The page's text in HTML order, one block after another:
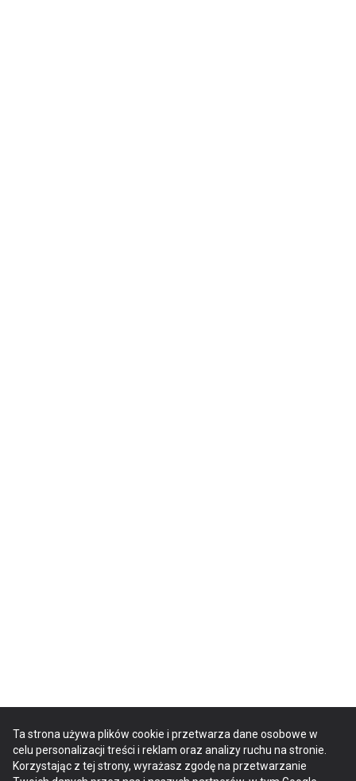
Ta strona używa plików cookie i przetwarza dane osobowe w
celu personalizacji treści i reklam oraz analizy ruchu na stronie.
Korzystając z tej strony, wyrażasz zgodę na przetwarzanie